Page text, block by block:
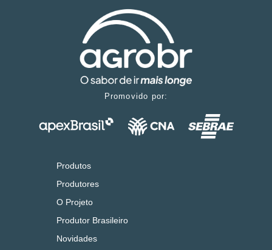
Promovido por:
Produtos
Produtores
O Projeto
Produtor Brasileiro
Novidades